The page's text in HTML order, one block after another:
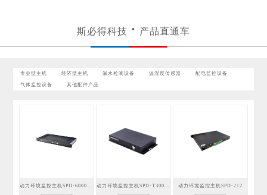
斯必得科技 产品直通车
专业型主机 经济型主机 漏水检测设备 温湿度传感器 配电监控设备
气体监控设备 其他配件产品
动力环境监控主机SPD-212